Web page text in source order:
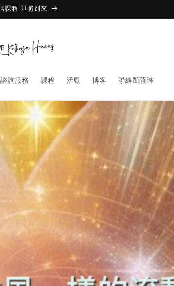
課程 即將到來
諮詢服務 課程 活動 博客 聯絡凱薩琳